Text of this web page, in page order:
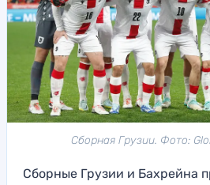
Сборная Грузии. Фото:
Сборные Грузии и Бахрейна